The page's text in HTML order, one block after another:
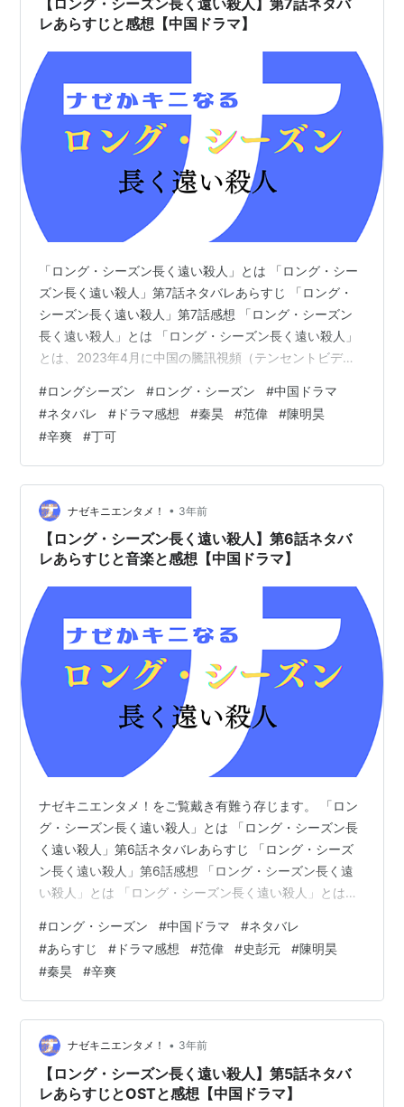
【ロング・シーズン長く遠い殺人】第7話ネタバ
レあらすじと感想【中国ドラマ】
「ロング・シーズン長く遠い殺人」とは 「ロング・シー
ズン長く遠い殺人」第7話ネタバレあらすじ 「ロング・
シーズン長く遠い殺人」第7話感想 「ロング・シーズン
長く遠い殺人」とは 「ロング・シーズン長く遠い殺人」
とは、2023年4月に中国の騰訊視頻（テンセントビデ
ズ 隠秘之罪」の監督、辛爽（シン・シュアン）監督作品
で本国中国では圧倒的高評価を得た超人気ドラマだそう
です。 画像引用元
https://ogre.natalie.mu/media/news/eiga/2023/1031/T
heLongSeason_20231031.jpg?impoli…
#ロングシーズン #ロング・シーズン #中国ドラマ
#ネタバレ # ドラマ感想 #秦昊 #范偉 #陳明昊
#辛爽 #丁可
ナゼキニエンタメ！ • 3年前
【ロング・シーズン長く遠い殺人】第6話ネタバ
レあらすじと音楽と感想【中国ドラマ】
ナゼキニエンタメ！をご覧戴き有難う存じます。 「ロン
グ・シーズン長く遠い殺人」とは 「ロング・シーズン長
く遠い殺人」第6話ネタバレあらすじ 「ロング・シーズ
ン長く遠い殺人」第6話感想 「ロング・シーズン長く遠
い殺人」とは 「ロング・シーズン長く遠い殺人」とは、
信されたクライムサスペンス。 「バッド・キッズ 隠秘之
罪」の監督、辛爽（シン・シュアン）監督作品で本国中
国では圧倒的高評価を得た超人気ドラマだそうです。 画
像引用元
https://ogre.natalie.mu/media/news/eiga/2023/1031/T
heLongSeas…
#ロング・シーズン #中国ドラマ #ネタバレ
#あらすじ # ドラマ感想 #范偉 #史彭元 #陳明昊
#秦昊 #辛爽
ナゼキニエンタメ！ • 3年前
【ロング・シーズン長く遠い殺人】第5話ネタバ
レあらすじとOSTと感想【中国ドラマ】